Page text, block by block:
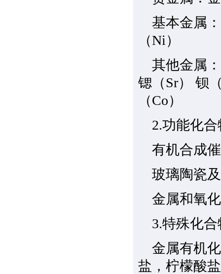
基本金属
（Ni）
其他金属
锶（Sr） 钡
（Co）
2.功能化
有机合成
玻璃陶瓷
金属和氧
3.特殊化合
金属有机
盐，柠檬酸